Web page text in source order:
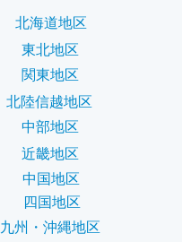
北海道地区
東北地区
関東地区
北陸信越地区
中部地区
近畿地区
中国地区
四国地区
九州・沖縄地区